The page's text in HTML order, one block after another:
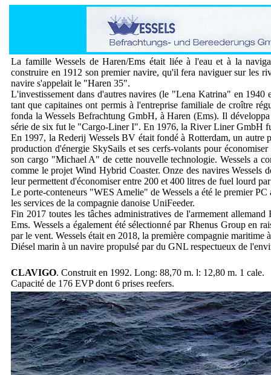
La famille Wessels de Haren/Ems était liée à l'eau et à la
construire en 1912 son premier navire, qu'il fera naviguer sur les
navire s'appelait le "Haren 35".
L'investissement dans d'autres navires (le "Lena Katrina" en
tant que capitaines ont permis à l'entreprise familiale de croître
fonda la Wessels Befrachtung GmbH, à Haren (Ems). Il
série de six fut le "Cargo-Liner I". En 1976, la River Liner GmbH
En 1997, la Rederij Wessels BV était fondé à Rotterdam, un autre
production d'énergie SkySails et ses cerfs-volants pour
son cargo "Michael A" de cette nouvelle technologie. Wessels a
comme le projet Wind Hybrid Coaster. Onze des navires Wessels
leur permettent d'économiser entre 200 et 400 litres de fuel lourd
Le porte-conteneurs "WES Amelie" de Wessels a été le premier
les services de la compagnie danoise UniFeeder.
Fin 2017 toutes les tâches administratives de l'armement
Ems. Wessels a également été sélectionné par Rhenus Group en
par le vent. Wessels était en 2018, la première compagnie
Diésel marin à un navire propulsé par du GNL respectueux de
CLAVIGO. Construit en 1992. Long: 88,70 m. l: 12,80 m. 1 cale.
Capacité de 176 EVP dont 6 prises reefers.